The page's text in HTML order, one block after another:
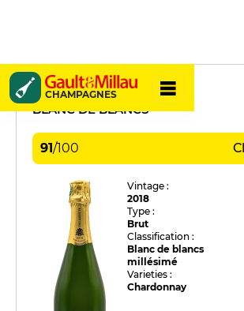
CHAMPAGNES
Delamotte
BLANC DE BLANCS
91/100
Vintage :
2018
Type :
Brut
Classification :
Blanc de blancs
millésimé
Varieties :
Chardonnay